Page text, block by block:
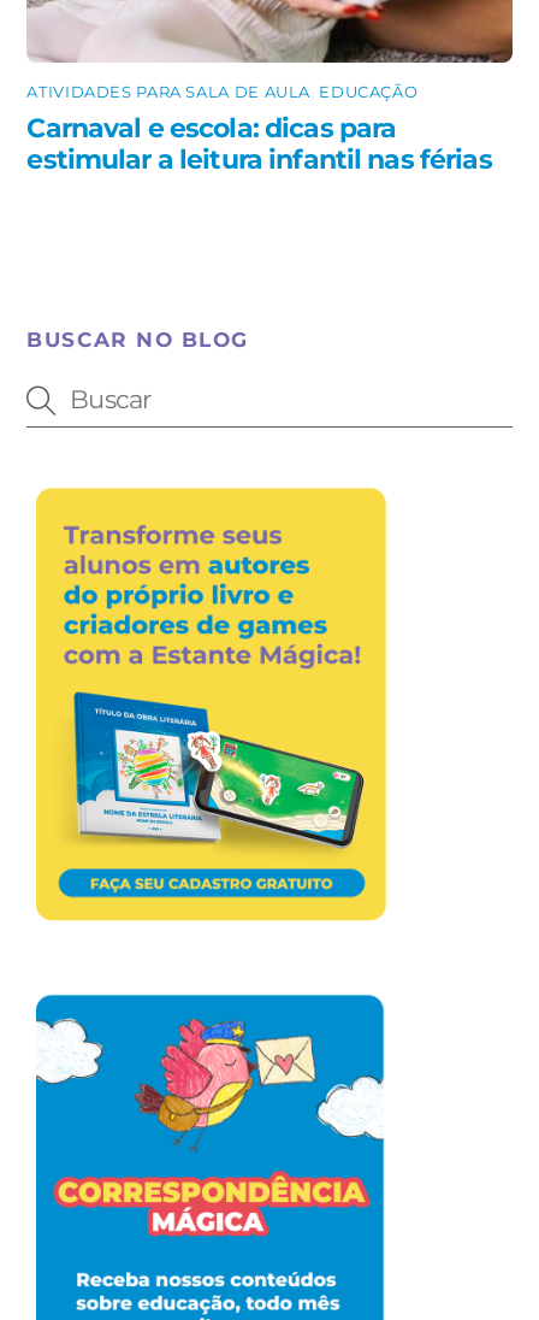
ATIVIDADES PARA SALA DE AULA EDUCAÇÃO
Carnaval e escola: dicas para
estimular a leitura infantil nas férias
BUSCAR NO BLOG